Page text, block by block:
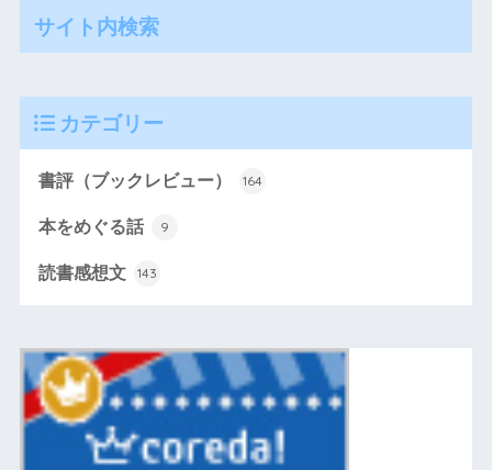
サイト内検索
カテゴリー
書評（ブックレビュー） 164
本をめぐる話 9
読書感想文 143